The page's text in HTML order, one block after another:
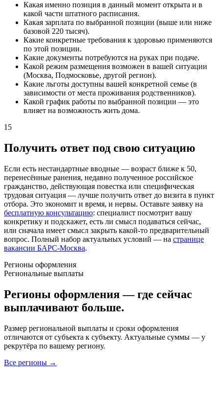
Какая именно позиция в данный момент открыта и в
какой части штатного расписания.
Какая зарплата по выбранной позиции (выше или ниже
базовой 220 тысяч).
Какие конкретные требования к здоровью применяются
по этой позиции.
Какие документы потребуются на руках при подаче.
Какой режим размещения возможен в вашей ситуации
(Москва, Подмосковье, другой регион).
Какие льготы доступны вашей конкретной семье (в
зависимости от места проживания родственников).
Какой график работы по выбранной позиции — это
влияет на возможность жить дома.
15
Получить ответ под свою ситуацию
Если есть нестандартные вводные — возраст ближе к 50,
перенесённые ранения, недавно полученное российское
гражданство, действующая повестка или специфическая
трудовая ситуация — лучше получить ответ до визита в пункт
отбора. Это экономит и время, и нервы. Оставьте заявку на
бесплатную консультацию: специалист посмотрит вашу
конкретику и подскажет, есть ли смысл подаваться сейчас,
или сначала имеет смысл закрыть какой-то предварительный
вопрос. Полный набор актуальных условий — на странице
вакансии БАРС-Москва.
Регионы оформления
Региональные выплаты
Регионы оформления — где сейчас
выплачивают больше.
Размер региональной выплаты и сроки оформления
отличаются от субъекта к субъекту. Актуальные суммы — у
рекрутёра по вашему региону.
Все регионы →